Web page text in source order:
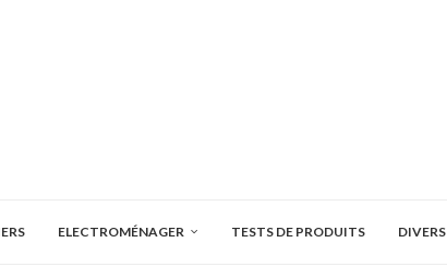
ELECTROMÉNAGER TESTS DE PRODUITS DIVERS